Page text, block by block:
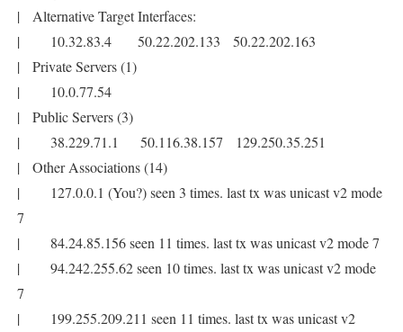
| Alternative Target Interfaces:
| 10.32.83.4 50.22.202.133 50.22.202.163
| Private Servers (1)
| 10.0.77.54
| Public Servers (3)
| 38.229.71.1 50.116.38.157 129.250.35.251
| Other Associations (14)
| 127.0.0.1 (You?) seen 3 times. last tx was unicast v2 mode
7
| 84.24.85.156 seen 11 times. last tx was unicast v2 mode 7
| 94.242.255.62 seen 10 times. last tx was unicast v2 mode
7
| 199.255.209.211 seen 11 times. last tx was unicast v2